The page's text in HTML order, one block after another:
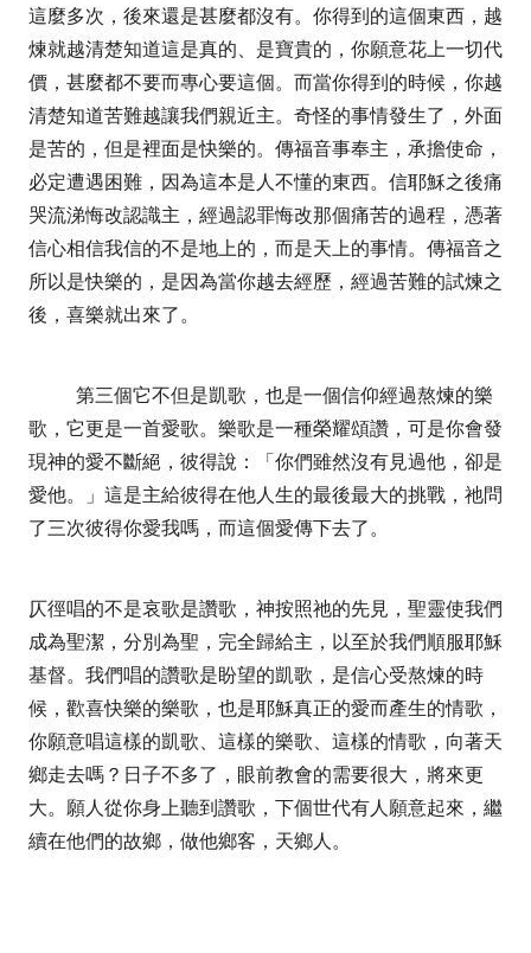
這麼多次，後來還是甚麼都沒有。你得到的這個東西，越
煉就越清楚知道這是真的、是寶貴的，你願意花上一切代
價，甚麼都不要而專心要這個。而當你得到的時候，你越
清楚知道苦難越讓我們親近主。奇怪的事情發生了，外面
是苦的，但是裡面是快樂的。傳福音事奉主，承擔使命，
必定遭遇困難，因為這本是人不懂的東西。信耶穌之後痛
哭流涕悔改認識主，經過認罪悔改那個痛苦的過程，憑著
信心相信我信的不是地上的，而是天上的事情。傳福音之
所以是快樂的，是因為當你越去經歷，經過苦難的試煉之
後，喜樂就出來了。
第三個它不但是凱歌，也是一個信仰經過熬煉的樂
歌，它更是一首愛歌。樂歌是一種榮耀頌讚，可是你會發
現神的愛不斷絕，彼得說：
「你們雖然沒有見過他，卻是
愛他。」 這是主給彼得在他人生的最後最大的挑戰，祂問
了三次彼得你愛我嗎，而這個愛傳下去了。
仄徑唱的不是哀歌是讚歌，神按照祂的先見，聖靈使我們
成為聖潔，分別為聖，完全歸給主，以至於我們順服耶穌
基督。我們唱的讚歌是盼望的凱歌，是信心受熬煉的時
候，歡喜快樂的樂歌，也是耶穌真正的愛而產生的情歌，
你願意唱這樣的凱歌、這樣的樂歌、這樣的情歌，向著天
鄉走去嗎？日子不多了，眼前教會的需要很大，將來更
大。願人從你身上聽到讚歌，下個世代有人願意起來，繼
續在他們的故鄉，做他鄉客，天鄉人。